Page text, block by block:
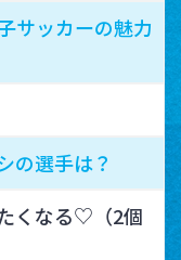
サッカーの魅力
の選手は？
くなる♡（2個